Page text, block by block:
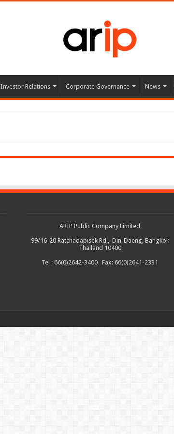
Investor Relations Corporate Governance News
ARIP Public Company Limited
99/16-20 Ratchadapisek Rd., Din-Daeng, Bangkok
Thailand 10400
Tel : 66(0)2642-3400 Fax: 66(0)2641-2331